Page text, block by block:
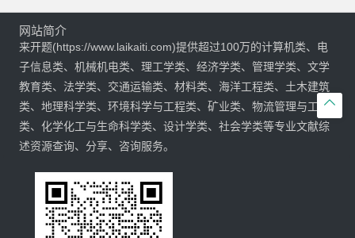

网站简介
来开题(https://www.laikaiti.com)提供超过100万的计算机类、电
子信息类、机械机电类、理工学类、经济学类、管理学类、文学
教育类、法学类、交通运输类、材料类、海洋工程类、土木建筑
类、地理科学类、环境科学与工程类、矿业类、物流管理与工程
类、化学化工与生命科学类、设计学类、社会学类等专业文献综
述资源查询、分享、咨询服务。